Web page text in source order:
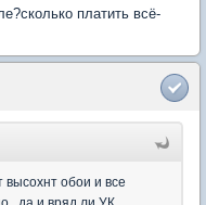
платить всё-
высохнт обои и все